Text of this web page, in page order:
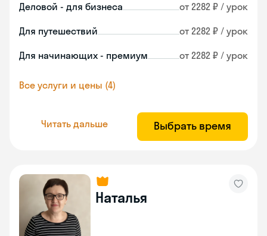
Деловой - для бизнеса от 2282 ₽ / урок
Для путешествий от 2282 ₽ / урок
Для начинающих - премиум от 2282 ₽ / урок
Все услуги и цены (4)
Читать дальше Выбрать время
Наталья